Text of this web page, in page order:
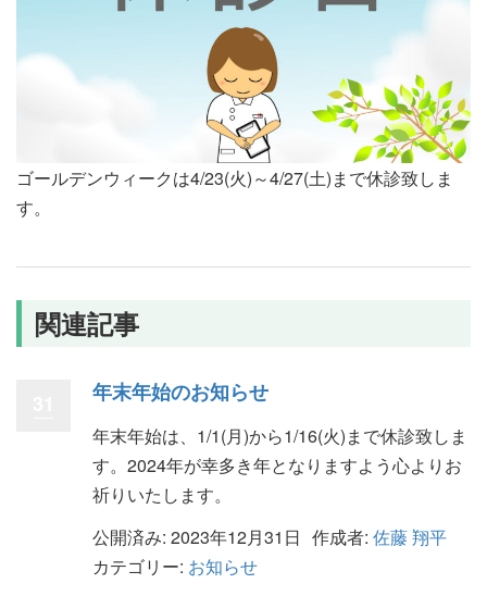
ゴールデンウィークは4/23(火)～4/27(土)まで休診致しま
す。
関連記事
年末年始のお知らせ
年末年始は、1/1(月)から1/16(火)まで休診致しま
す。2024年が幸多き年となりますよう心よりお
祈りいたします。
公開済み: 2023年12月31日 作成者: 佐藤 翔平
カテゴリー: お知らせ